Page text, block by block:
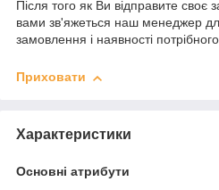
Після того як Ви відправите своє
вами зв'яжеться наш менеджер
замовлення і наявності
Приховати
Характеристики
Основні атрибути